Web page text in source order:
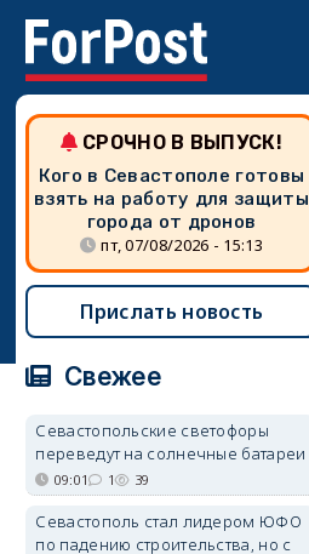
СРОЧНО В ВЫПУСК!
Кого в Севастополе готовы
взять на работу для защиты
города от дронов
пт, 07/08/2026 - 15:13
Прислать новость
Свежее
Севастопольские светофоры
переведут на солнечные батареи
09:01 1 39
Севастополь стал лидером ЮФО
по падению строительства, но с